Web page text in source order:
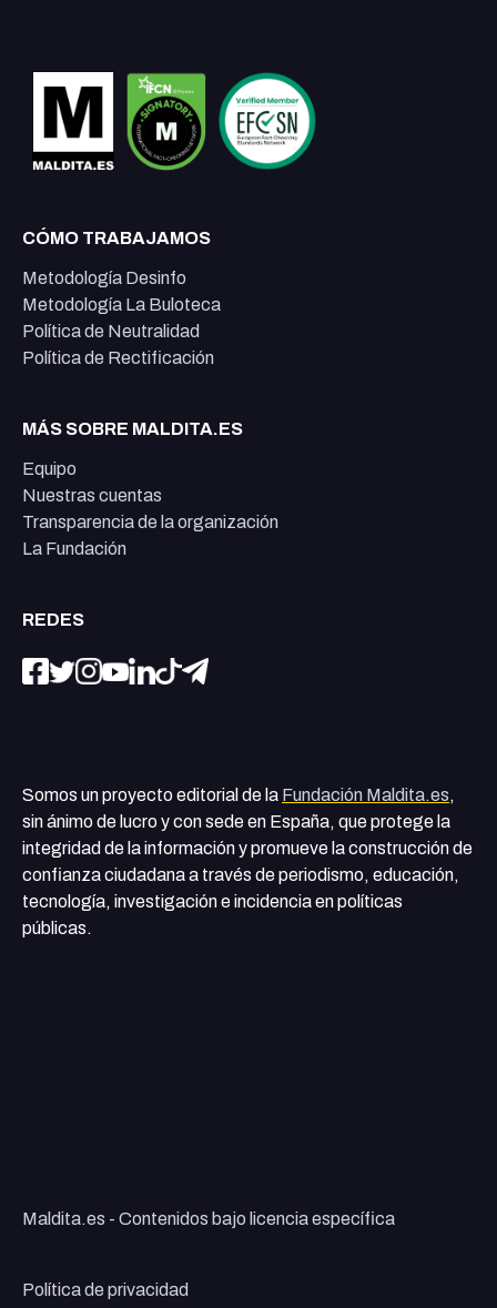
CÓMO TRABAJAMOS
Metodología Desinfo
Metodología La Buloteca
Política de Neutralidad
Política de Rectificación
MÁS SOBRE MALDITA.ES
Equipo
Nuestras cuentas
Transparencia de la organización
La Fundación
REDES
Somos un proyecto editorial de la Fundación Maldita.es,
sin ánimo de lucro y con sede en España, que protege la
integridad de la información y promueve la construcción de
confianza ciudadana a través de periodismo, educación,
tecnología, investigación e incidencia en políticas
públicas.
Maldita.es - Contenidos bajo licencia específica
Política de privacidad